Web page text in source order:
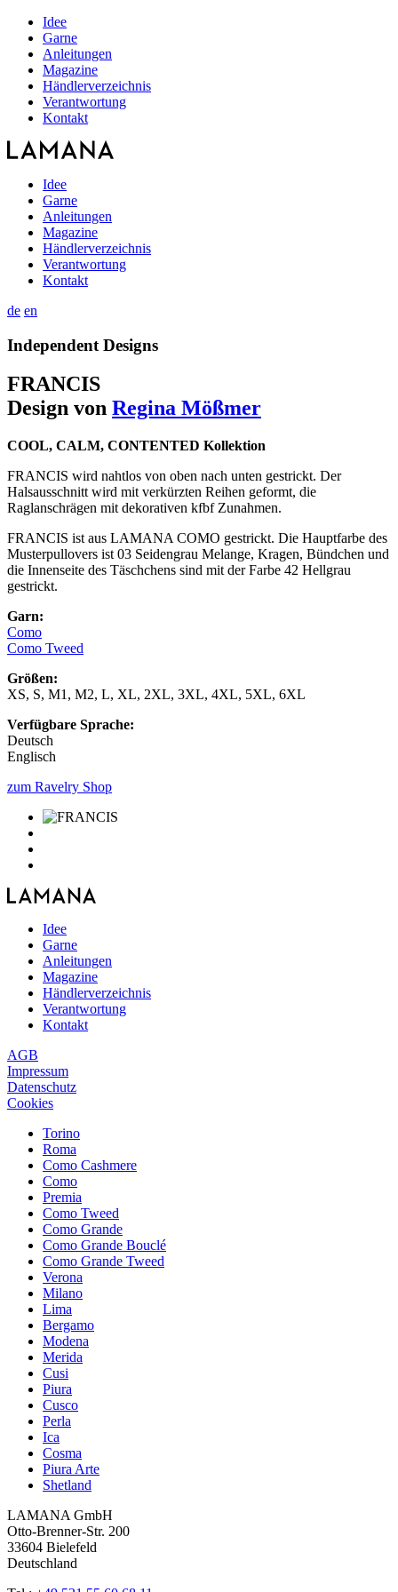
Idee
Garne
Anleitungen
Magazine
Händlerverzeichnis
Verantwortung
Kontakt
Idee
Garne
Anleitungen
Magazine
Händlerverzeichnis
Verantwortung
Kontakt
de en
Independent Designs
FRANCIS
Design von Regina Mößmer
COOL, CALM, CONTENTED Kollektion
FRANCIS wird nahtlos von oben nach unten gestrickt. Der
Halsausschnitt wird mit verkürzten Reihen geformt, die
Raglanschrägen mit dekorativen kfbf Zunahmen.
FRANCIS ist aus LAMANA COMO gestrickt. Die Hauptfarbe des
Musterpullovers ist 03 Seidengrau Melange, Kragen, Bündchen und
die Innenseite des Täschchens sind mit der Farbe 42 Hellgrau
gestrickt.
Garn:
Como
Como Tweed
Größen:
XS, S, M1, M2, L, XL, 2XL, 3XL, 4XL, 5XL, 6XL
Verfügbare Sprache:
Deutsch
Englisch
zum Ravelry Shop
Idee
Garne
Anleitungen
Magazine
Händlerverzeichnis
Verantwortung
Kontakt
AGB
Impressum
Datenschutz
Cookies
Torino
Roma
Como Cashmere
Como
Premia
Como Tweed
Como Grande
Como Grande Bouclé
Como Grande Tweed
Verona
Milano
Lima
Bergamo
Modena
Merida
Cusi
Piura
Cusco
Perla
Ica
Cosma
Piura Arte
Shetland
LAMANA GmbH
Otto-Brenner-Str. 200
33604 Bielefeld
Deutschland